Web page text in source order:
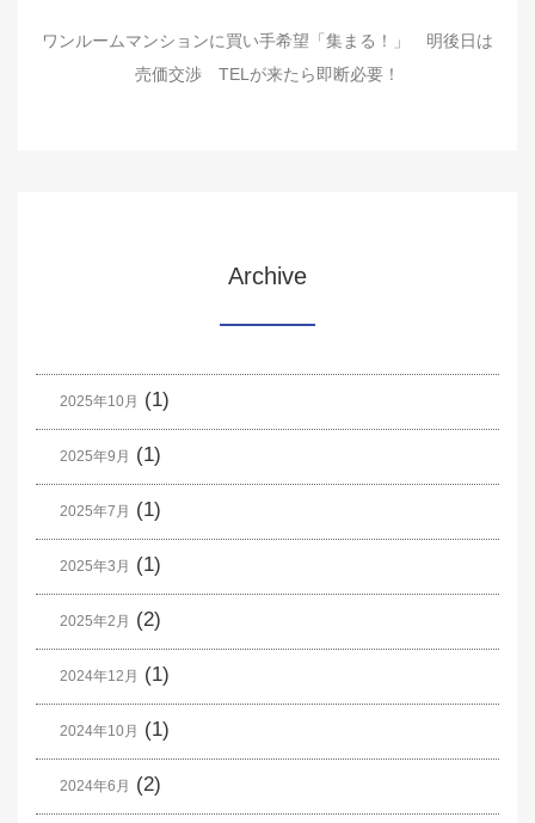
ワンルームマンションに買い手希望「集まる！」 明後日は
売価交渉 TELが来たら即断必要！
Archive
2025年10月 (1)
2025年9月 (1)
2025年7月 (1)
2025年3月 (1)
2025年2月 (2)
2024年12月 (1)
2024年10月 (1)
2024年6月 (2)